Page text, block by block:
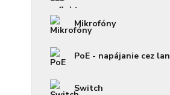
Mikrofóny
PoE - napájanie cez lan
Switch